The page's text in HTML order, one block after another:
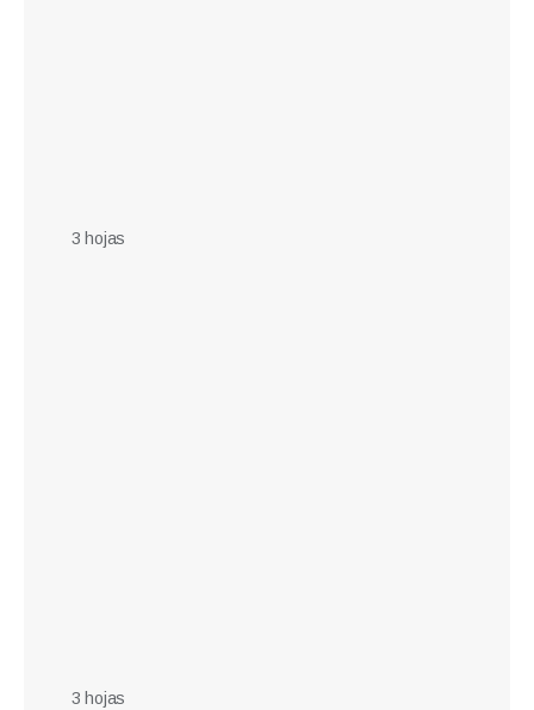
3 hojas
3 hojas